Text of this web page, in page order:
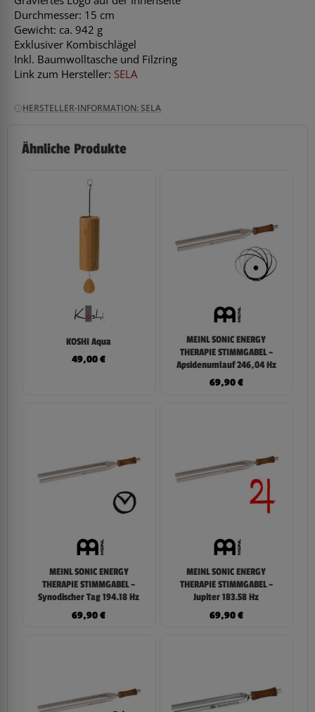
Durchmesser: 15 cm
Gewicht: ca. 942 g
Exklusiver Kombischlägel
Inkl. Baumwolltasche und Filzring
Link zum Hersteller: SELA
HERSTELLER-INFORMATION: SELA
Ähnliche Produkte
KOSHI Aqua
49,00€
MEINL SONIC ENERGY
THERAPIE STIMMGABEL –
Apsidenumlauf 246,04 Hz
69,90€
MEINL SONIC ENERGY
THERAPIE STIMMGABEL –
Synodischer Tag 194.18 Hz
69,90€
MEINL SONIC ENERGY
THERAPIE STIMMGABEL –
Jupiter 183.58 Hz
69,90€